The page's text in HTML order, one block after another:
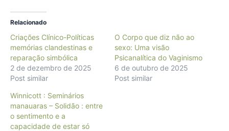
Relacionado
Criações Clínico-Políticas
memórias clandestinas e
reparação simbólica
2 de dezembro de 2025
Post similar
O Corpo que diz não ao
sexo: Uma visão
Psicanalítica do Vaginismo
6 de outubro de 2025
Post similar
Winnicott : Seminários
manauaras – Solidão : entre
o sentimento e a
capacidade de estar só